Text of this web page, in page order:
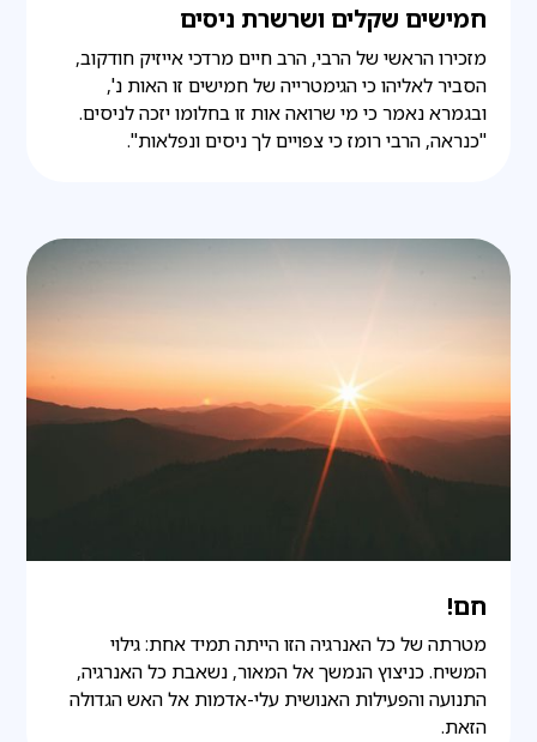
חמישים שקלים ושרשרת ניסים
מזכירו הראשי של הרבי, הרב חיים מרדכי אייזיק חודקוב,
הסביר לאליהו כי הגימטרייה של חמישים זו האות נ',
ובגמרא נאמר כי מי שרואה אות זו בחלומו יזכה לניסים.
"כנראה, הרבי רומז כי צפויים לך ניסים ונפלאות".
חם!
מטרתה של כל האנרגיה הזו הייתה תמיד אחת: גילוי
המשיח. כניצוץ הנמשך אל המאור, נשאבת כל האנרגיה,
התנועה והפעילות האנושית עלי-אדמות אל האש הגדולה
הזאת.